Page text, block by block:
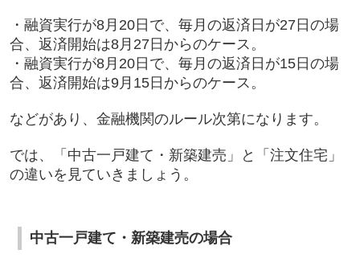
・融資実行が8月20日で、毎月の返済日が27日の場
合、返済開始は8月27日からのケース。
・融資実行が8月20日で、毎月の返済日が15日の場
合、返済開始は9月15日からのケース。
などがあり、金融機関のルール次第になります。
では、「中古一戸建て・新築建売」と「注文住宅」
の違いを見ていきましょう。
中古一戸建て・新築建売の場合